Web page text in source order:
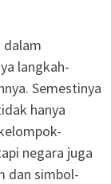
dalam
langkah-
Semestinya
hanya
negara juga
dan simbol-